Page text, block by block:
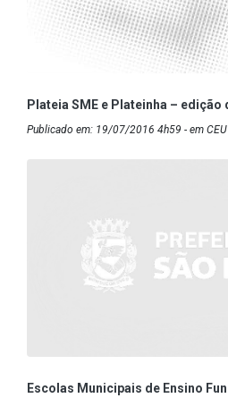
Plateia SME e Plateinha – edição
Publicado em: 19/07/2016 4h59 - em CEU
Escolas Municipais de Ensino